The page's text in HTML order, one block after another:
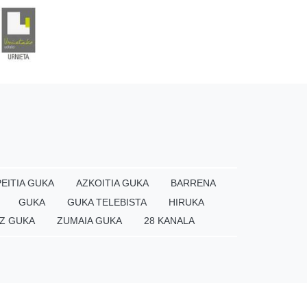
GUKA AZKOITIA GUKA
BARRENA
GUKA GUKA TELEBISTA
HIRUKA
GUKA ZUMAIA GUKA 28 KANALA